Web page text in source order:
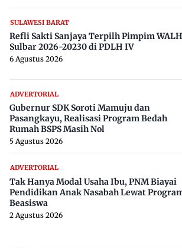
SULAWESI BARAT
Refli Sakti Sanjaya Terpilh Pimpim
Sulbar 2026-20230 di PDLH IV
6 Agustus 2026
ADVERTORIAL
Gubernur SDK Soroti Mamuju dan
Pasangkayu, Realisasi Program Bedah
Rumah BSPS Masih Nol
5 Agustus 2026
ADVERTORIAL
Tak Hanya Modal Usaha Ibu, PNM Biayai
Pendidikan Anak Nasabah Lewat
Beasiswa
2 Agustus 2026